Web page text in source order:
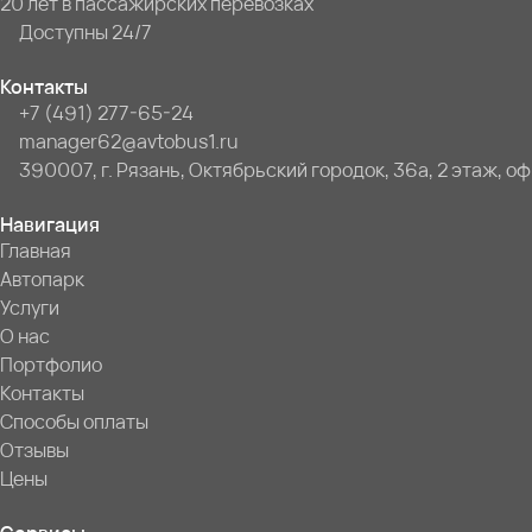
Доступны 24/7
Контакты
+7 (491) 277-65-24
manager62@avtobus1.ru
390007, г. Рязань, Октябрьский городок, 36а, 2 этаж,
Навигация
Главная
Автопарк
Услуги
О нас
Портфолио
Контакты
Способы оплаты
Отзывы
Цены